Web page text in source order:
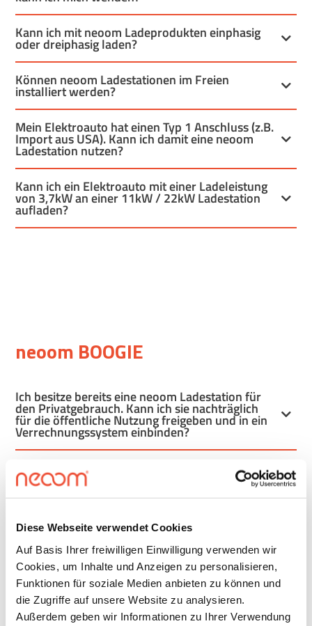
Diese Webseite verwendet Cookies
Auf Basis Ihrer freiwilligen Einwilligung verwenden wir
Cookies, um Inhalte und Anzeigen zu personalisieren,
Funktionen für soziale Medien anbieten zu können und
die Zugriffe auf unsere Website zu analysieren.
Außerdem geben wir Informationen zu Ihrer Verwendung
Kann ich mit neoom Ladeprodukten einphasig
oder dreiphasig laden?
Können neoom Ladestationen im Freien
installiert werden?
Mein Elektroauto hat einen Typ 1 Anschluss (z.B.
Import aus USA). Kann ich damit eine neoom
Ladestation nutzen?
Kann ich ein Elektroauto mit einer Ladeleistung
von 3,7kW an einer 11kW / 22kW Ladestation
aufladen?
neoom BOOGIE
Ich besitze bereits eine neoom Ladestation für
den Privatgebrauch. Kann ich sie nachträglich
für die öffentliche Nutzung freigeben und in ein
Verrechnungssystem einbinden?
Kann ich eine Ladestation nur für bestimmte
Personen (z.B. Mitarbeiter) zur Nutzung
freigeben?